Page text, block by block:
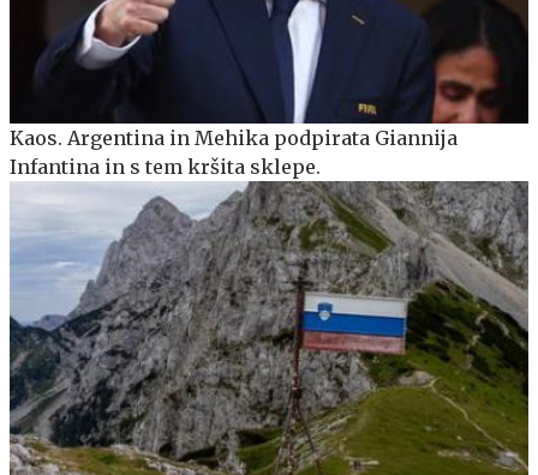
Kaos. Argentina in Mehika podpirata Giannija
Infantina in s tem kršita sklepe.